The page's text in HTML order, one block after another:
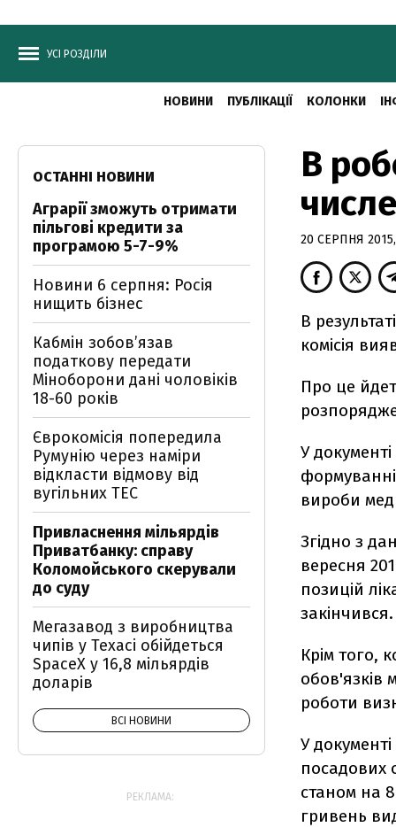
УСІ РОЗДІЛИ
НОВИНИ ПУБЛІКАЦІЇ КОЛОНКИ
В
20 СЕРПНЯ
В
комісія
Про це
У
формуванні
вироби
Згідно з
вересня
позицій
закінчився.
Крім того,
обов'язків
роботи
У
посадових
станом на
гривень
ОСТАННІ НОВИНИ
Аграрії зможуть отримати
пільгові кредити за
програмою 5-7-9%
Новини 6 серпня: Росія
нищить бізнес
Кабмін зобовʼязав
податкову передати
Міноборони дані чоловіків
18-60 років
Єврокомісія попередила
Румунію через наміри
відкласти відмову від
вугільних ТЕС
Привласнення мільярдів
Приватбанку: справу
Коломойського скерували
до суду
Мегазавод з виробництва
чипів у Техасі обійдеться
SpaceX у 16,8 мільярдів
доларів
ВСІ НОВИНИ
РЕКЛАМА: